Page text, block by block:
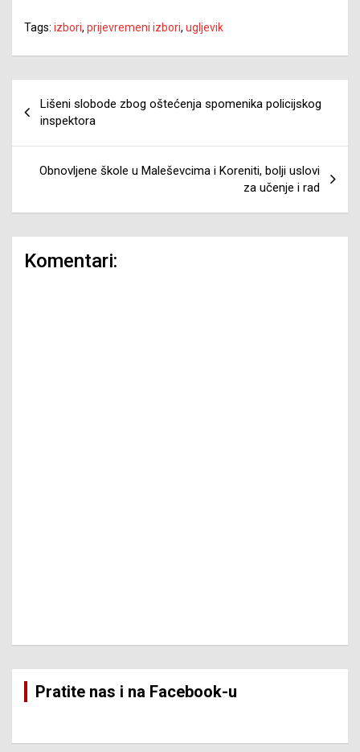
Tags: izbori, prijevremeni izbori, ugljevik
članaka
Lišeni slobode zbog oštećenja spomenika policijskog
inspektora
Obnovljene škole u Maleševcima i Koreniti, bolji uslovi
za učenje i rad
Komentari:
Pratite nas i na Facebook-u